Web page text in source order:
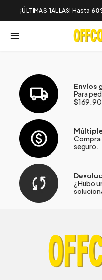
¡ÚLTIMAS TALLAS! Hasta
Envíos
Para
Compra
seguro.
¿Hubo